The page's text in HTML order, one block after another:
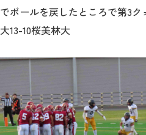
でボールを戻したところで第3
大13-10桜美林大